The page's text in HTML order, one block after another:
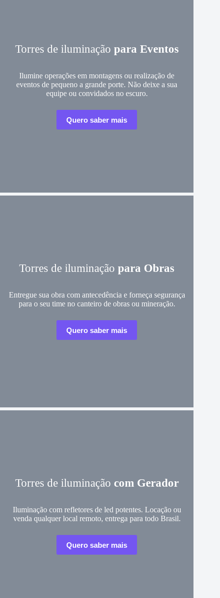
Torres de iluminação para Eventos
Ilumine operações em montagens ou realização de
eventos de pequeno a grande porte. Não deixe a sua
equipe ou convidados no escuro.
Quero saber mais
Torres de iluminaçãopara Obras
Entregue sua obra com antecedência e forneça segurança
para o seu time no canteiro de obras ou mineração.
Quero saber mais
Torres de iluminação com Gerador
Iluminação com refletores de led potentes. Locação ou
venda qualquer local remoto, entrega para todo Brasil.
Quero saber mais